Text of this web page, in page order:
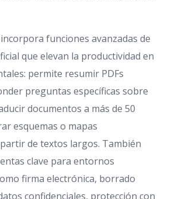
incorpora funciones avanzadas de
que elevan la productividad en
permite resumir PDFs
preguntas específicas sobre
documentos a más de 50
esquemas o mapas
de textos largos. También
clave para entornos
firma electrónica, borrado
confidenciales, protección con